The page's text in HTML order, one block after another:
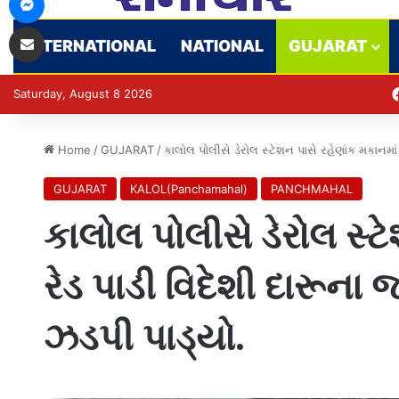
INTERNATIONAL NATIONAL GUJARAT
Saturday, August 8 2026
Home / GUJARAT / કાલોલ પોલીસે ડેરોલ સ્ટેશન પાસે રહેણાંક
GUJARAT KALOL(Panchamahal) PANCHMAHAL
કાલોલ પોલીસે ડેરોલ
રેડ પાડી વિદેશી
ઝડપી પાડ્યો.